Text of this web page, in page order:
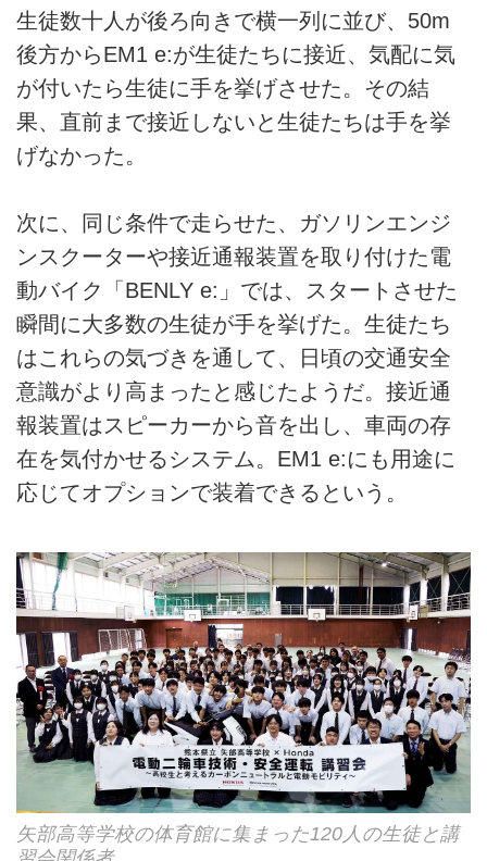
生徒数十人が後ろ向きで横一列に並び、50m
後方からEM1 e:が生徒たちに接近、気配に気
が付いたら生徒に手を挙げさせた。その結
果、直前まで接近しないと生徒たちは手を挙
げなかった。
次に、同じ条件で走らせた、ガソリンエンジ
ンスクーターや接近通報装置を取り付けた電
動バイク「BENLY e:」では、スタートさせた
瞬間に大多数の生徒が手を挙げた。生徒たち
はこれらの気づきを通して、日頃の交通安全
意識がより高まったと感じたようだ。接近通
報装置はスピーカーから音を出し、車両の存
在を気付かせるシステム。EM1 e:にも用途に
応じてオプションで装着できるという。
矢部高等学校の体育館に集まった120人の生徒と講